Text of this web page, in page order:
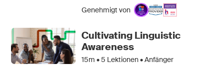
Genehmigt von
Cultivating Linguistic
Awareness
15m •5 Lektionen • Anfänger